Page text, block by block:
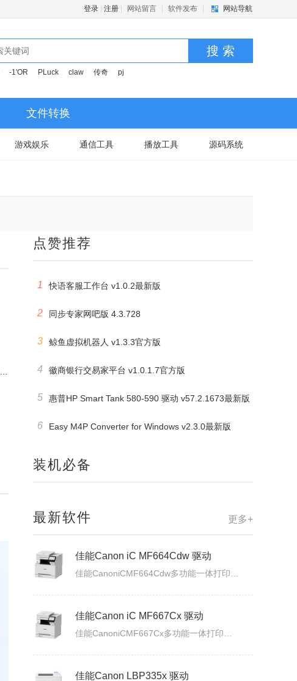
登录 注册 网站留言 软件发布 网站导航
搜 索
-1'OR PLuck claw 传奇 pj
文件转换
游戏娱乐 通信工具 播放工具 源码系统
点赞推荐
1 快语客服工作台 v1.0.2最新版
2 同步专家网吧版 4.3.728
3 鲸鱼虚拟机器人 v1.3.3官方版
4 徽商银行交易家平台 v1.0.1.7官方版
5 惠普HP Smart Tank 580-590 驱动 v57.2.1673最新版
6 Easy M4P Converter for Windows v2.3.0最新版
装机必备
更多+
最新软件
佳能Canon iC MF664Cdw 驱动
佳能Canon iC MF667Cx 驱动